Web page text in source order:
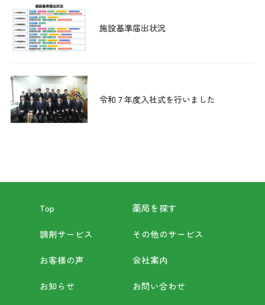
施設基準届出状況
令和７年度入社式を行いました
Top 薬局を探す
調剤サービス その他のサービス
お客様の声 会社案内
お知らせ お問い合わせ